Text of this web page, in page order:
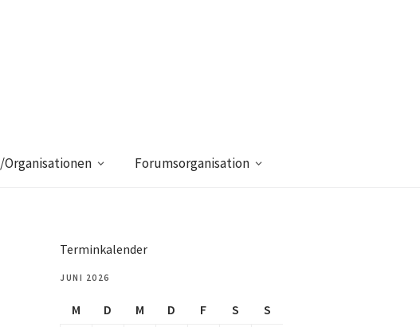
Forumsorganisation
Terminkalender
JUNI 2026
M D M D F S
S